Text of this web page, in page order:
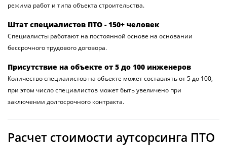
режима работ и типа объекта строительства.
Штат специалистов ПТО - 150+ человек
Специалисты работают на постоянной основе на основании
бессрочного трудового договора.
Присутствие на объекте от 5 до 100 инженеров
Количество специалистов на объекте может составлять от 5 до 100,
при этом число специалистов может быть увеличено при
заключении долгосрочного контракта.
Расчет стоимости аутсорсинга ПТО